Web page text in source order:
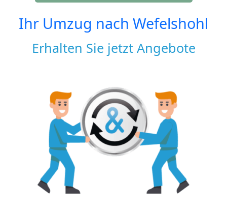
Ihr Umzug nach Wefelshohl
Erhalten Sie jetzt Angebote